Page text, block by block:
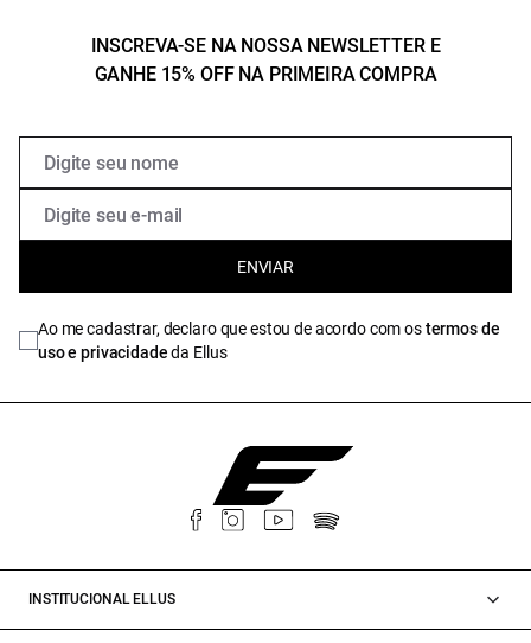
INSCREVA-SE NA NOSSA NEWSLETTER E
GANHE 15% OFF NA PRIMEIRA COMPRA
ENVIAR
Ao me cadastrar, declaro que estou de acordo com ostermos de
uso e privacidadeda Ellus
INSTITUCIONAL ELLUS